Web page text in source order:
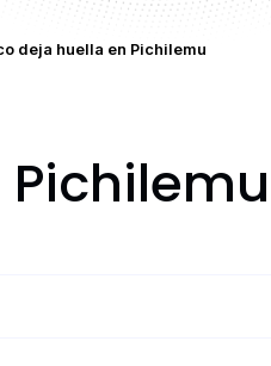
deja huella en Pichilemu